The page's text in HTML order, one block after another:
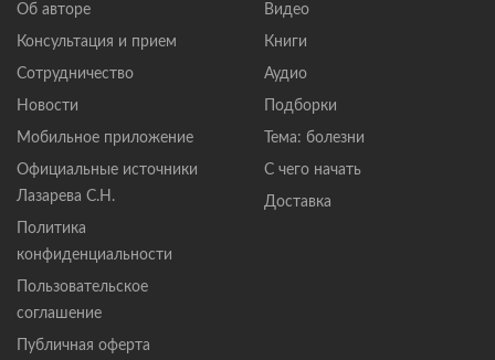
Об авторе
Консультация и прием
Сотрудничество
Новости
Мобильное приложение
Официальные источники
Лазарева С.Н.
Политика
конфиденциальности
Пользовательское
соглашение
Публичная оферта
Видео
Книги
Аудио
Подборки
Тема: болезни
С чего начать
Доставка